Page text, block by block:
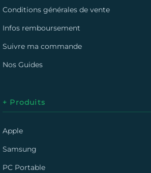
Conditions générales de vente
Infos remboursement
Suivre ma commande
Nos Guides
+ Produits
Apple
Samsung
PC Portable